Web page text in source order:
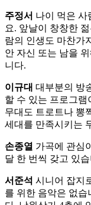
주정서 나이 먹은 사
요. 앞날이 창창한
람의 인생도 마찬가
안 자신 또는 남을
니다.
이규대 대부분의 방
할 수 있는 프로그램
무대도 트로트나 뽕
세대를 만족시키는
손종열 가곡에 관심
달 한 번씩 갖고 있
서준석 시니어 잡지
를 위한 음악은 없습